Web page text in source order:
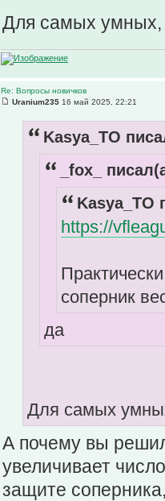
Для самых умных,
Re: Вопросы новичков
Uranium235 16 май 2025, 22:21
Kasya_TO
_fox_
Kasya_TO
https://
соперник
да
Для самых
А почему вы
увеличивает
защите